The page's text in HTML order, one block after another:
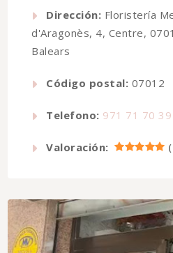
Dirección: Floristería
d'Aragonès, 4, Centre,
Balears
Código postal: 07012
Telefono: 971 71 70 39
Valoración: (